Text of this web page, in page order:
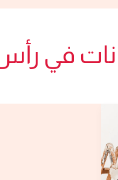
في رأس